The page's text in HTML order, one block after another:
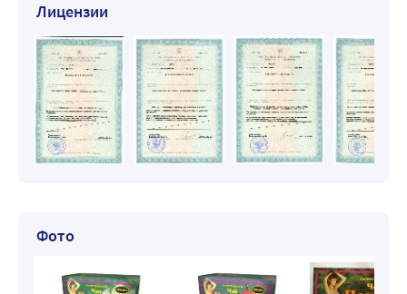
Лицензии
Фото